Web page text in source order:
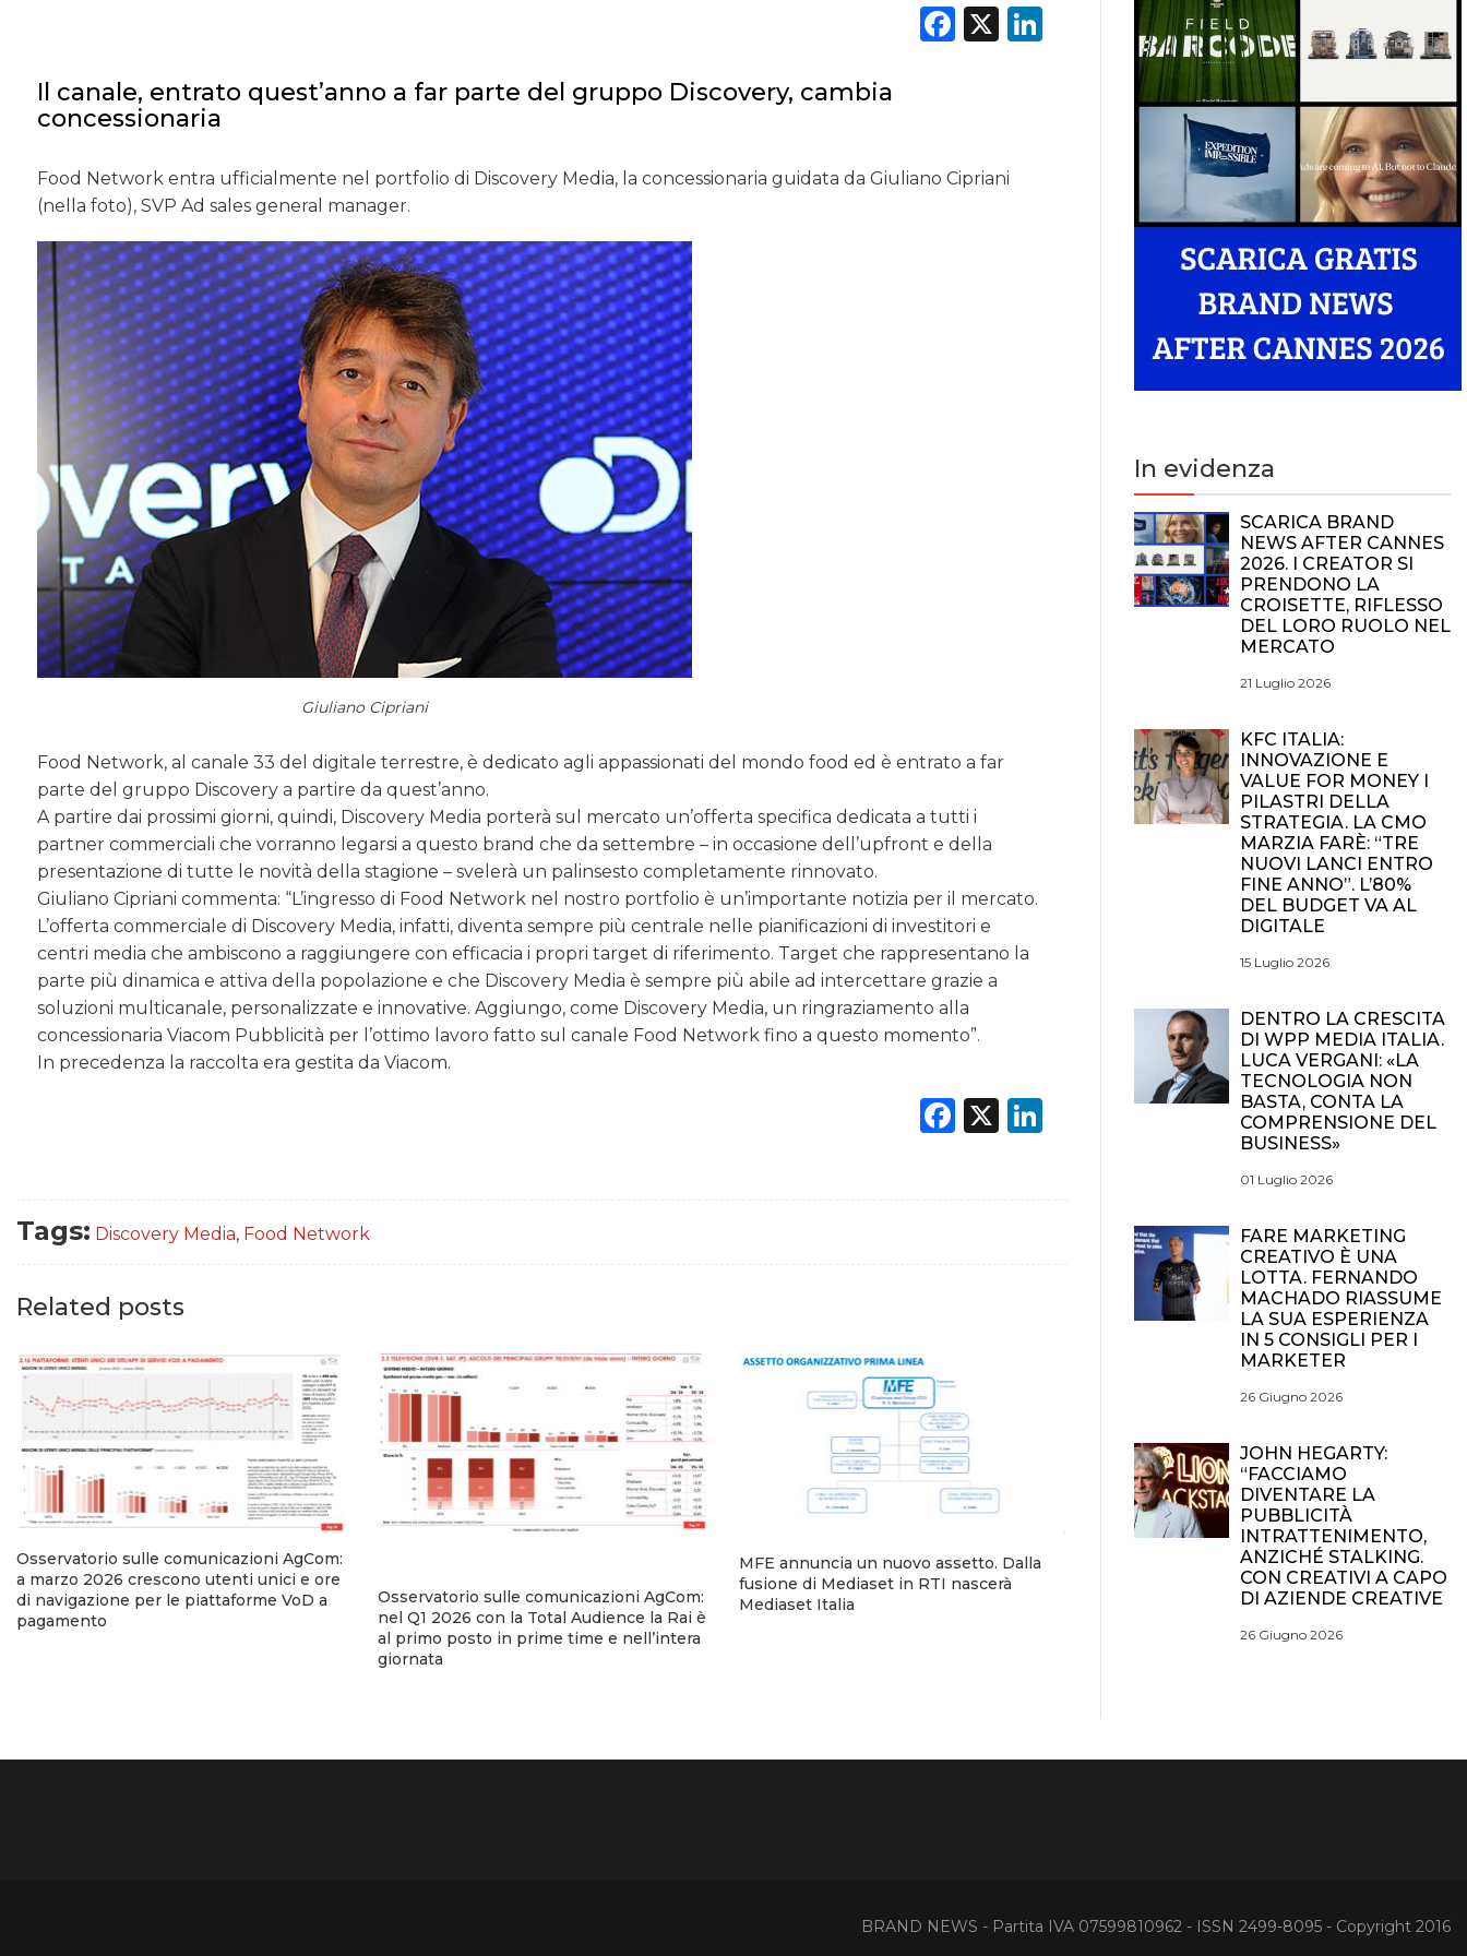
DATI
PREVISIONI/SCENARI
TREND
CASE HISTORY
OPINIONI
Facebook
X LinkedIn
Il canale, entrato quest’anno a far parte del gruppo Discovery, cambia
concessionaria
Food Network entra ufficialmente nel portfolio di Discovery Media, la concessionaria guidata da Giuliano Cipriani
(nella foto), SVP Ad sales general manager.
Giuliano Cipriani
Food Network, al canale 33 del digitale terrestre, è dedicato agli appassionati del mondo food ed è entrato a far
parte del gruppo Discovery a partire da quest’anno.
A partire dai prossimi giorni, quindi, Discovery Media porterà sul mercato un’offerta specifica dedicata a tutti i
partner commerciali che vorranno legarsi a questo brand che da settembre – in occasione dell’upfront e della
presentazione di tutte le novità della stagione – svelerà un palinsesto completamente rinnovato.
Giuliano Cipriani commenta: “L’ingresso di Food Network nel nostro portfolio è un’importante notizia per il mercato.
L’offerta commerciale di Discovery Media, infatti, diventa sempre più centrale nelle pianificazioni di investitori e
centri media che ambiscono a raggiungere con efficacia i propri target di riferimento. Target che rappresentano la
parte più dinamica e attiva della popolazione e che Discovery Media è sempre più abile ad intercettare grazie a
soluzioni multicanale, personalizzate e innovative. Aggiungo, come Discovery Media, un ringraziamento alla
concessionaria Viacom Pubblicità per l’ottimo lavoro fatto sul canale Food Network fino a questo momento”.
In precedenza la raccolta era gestita da Viacom.
Facebook
X LinkedIn
Tags: Discovery Media, Food Network
Related posts
Osservatorio sulle comunicazioni AgCom:
a marzo 2026 crescono utenti unici e ore
di navigazione per le piattaforme VoD a
pagamento
Osservatorio sulle comunicazioni AgCom:
nel Q1 2026 con la Total Audience la Rai è
al primo posto in prime time e nell’intera
giornata
MFE annuncia un nuovo assetto. Dalla
fusione di Mediaset in RTI nascerà
Mediaset Italia
In evidenza
SCARICA BRAND
NEWS AFTER CANNES
2026. I CREATOR SI
PRENDONO LA
CROISETTE, RIFLESSO
DEL LORO RUOLO NEL
MERCATO
21 Luglio 2026
KFC ITALIA:
INNOVAZIONE E
VALUE FOR MONEY I
PILASTRI DELLA
STRATEGIA. LA CMO
MARZIA FARÈ: “TRE
NUOVI LANCI ENTRO
FINE ANNO”. L’80%
DEL BUDGET VA AL
DIGITALE
15 Luglio 2026
DENTRO LA CRESCITA
DI WPP MEDIA ITALIA.
LUCA VERGANI: «LA
TECNOLOGIA NON
BASTA, CONTA LA
COMPRENSIONE DEL
BUSINESS»
01 Luglio 2026
FARE MARKETING
CREATIVO È UNA
LOTTA. FERNANDO
MACHADO RIASSUME
LA SUA ESPERIENZA
IN 5 CONSIGLI PER I
MARKETER
26 Giugno 2026
JOHN HEGARTY:
“FACCIAMO
DIVENTARE LA
PUBBLICITÀ
INTRATTENIMENTO,
ANZICHÉ STALKING.
CON CREATIVI A CAPO
DI AZIENDE CREATIVE
26 Giugno 2026
BRAND NEWS - Partita IVA 07599810962 - ISSN 2499-8095 - Copyright 2016